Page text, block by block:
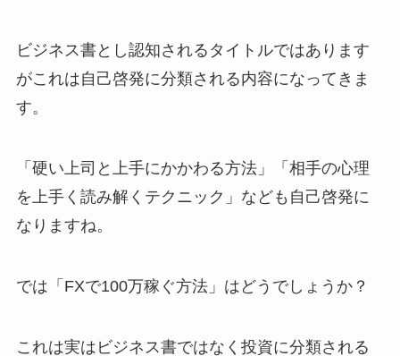
ビジネス書とし認知されるタイトルではあります
がこれは自己啓発に分類される内容になってきま
す。
「硬い上司と上手にかかわる方法」「相手の心理
を上手く読み解くテクニック」なども自己啓発に
なりますね。
では「FXで100万稼ぐ方法」はどうでしょうか？
これは実はビジネス書ではなく投資に分類される